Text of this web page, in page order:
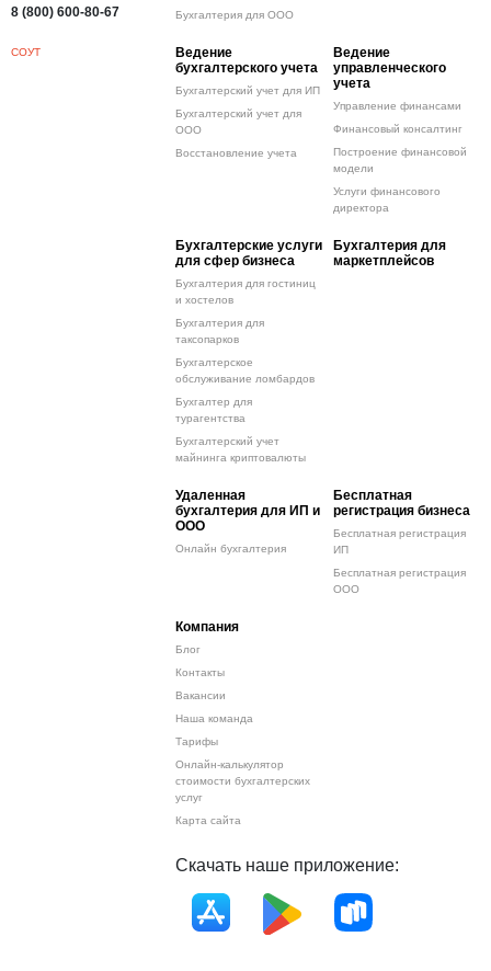
8 (800) 600-80-67
СОУТ
Бухгалтерия для ООО
Ведение
бухгалтерского учета
Бухгалтерский учет для ИП
Бухгалтерский учет для
ООО
Восстановление учета
Ведение
управленческого
учета
Управление финансами
Финансовый консалтинг
Построение финансовой
модели
Услуги финансового
директора
Бухгалтерские услуги
для сфер бизнеса
Бухгалтерия для гостиниц
и хостелов
Бухгалтерия для
таксопарков
Бухгалтерское
обслуживание ломбардов
Бухгалтер для
турагентства
Бухгалтерский учет
майнинга криптовалюты
Бухгалтерия для
маркетплейсов
Удаленная
бухгалтерия для ИП и
ООО
Онлайн бухгалтерия
Бесплатная
регистрация бизнеса
Бесплатная регистрация
ИП
Бесплатная регистрация
ООО
Компания
Блог
Контакты
Вакансии
Наша команда
Тарифы
Онлайн-калькулятор
стоимости бухгалтерских
услуг
Карта сайта
Скачать наше приложение: